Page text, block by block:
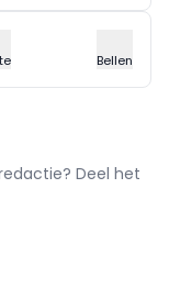
Bellen
Deel het